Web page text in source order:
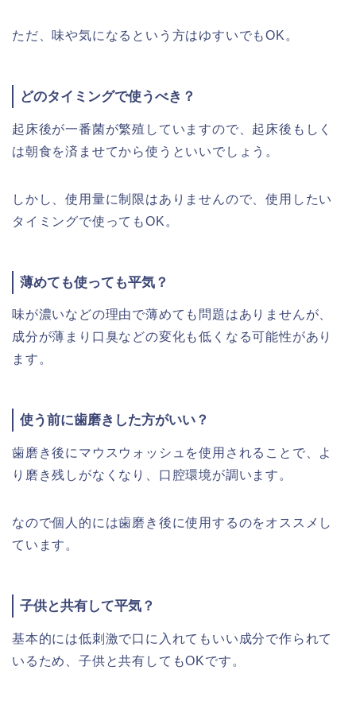
ただ、味や気になるという方はゆすいでもOK。
どのタイミングで使うべき？
起床後が一番菌が繁殖していますので、起床後もしく
は朝食を済ませてから使うといいでしょう。
しかし、使用量に制限はありませんので、使用したい
タイミングで使ってもOK。
薄めても使っても平気？
味が濃いなどの理由で薄めても問題はありませんが、
成分が薄まり口臭などの変化も低くなる可能性があり
ます。
使う前に歯磨きした方がいい？
歯磨き後にマウスウォッシュを使用されることで、よ
り磨き残しがなくなり、口腔環境が調います。
なので個人的には歯磨き後に使用するのをオススメし
ています。
子供と共有して平気？
基本的には低刺激で口に入れてもいい成分で作られて
いるため、子供と共有してもOKです。